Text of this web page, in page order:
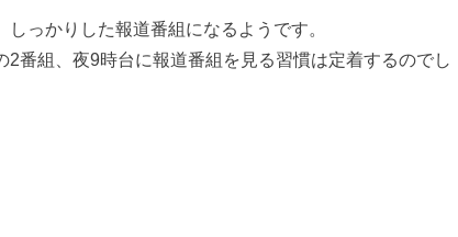
っかりした報道番組になるようです。
番組、夜9時台に報道番組を見る習慣は定着するのでし